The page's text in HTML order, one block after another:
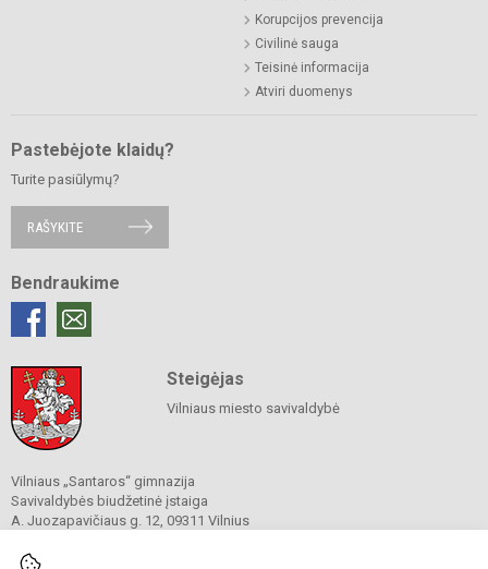
Korupcijos prevencija
Civilinė sauga
Teisinė informacija
Atviri duomenys
Pastebėjote klaidų?
Turite pasiūlymų?
RAŠYKITE
Bendraukime
Steigėjas
Vilniaus miesto savivaldybė
Vilniaus „Santaros“ gimnazija
Savivaldybės biudžetinė įstaiga
A. Juozapavičiaus g. 12, 09311 Vilnius
El. p.